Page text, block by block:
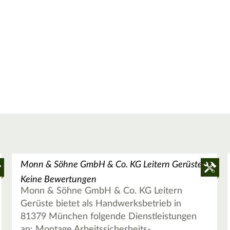
Monn & Söhne GmbH & Co. KG Leitern Gerüste
Keine Bewertungen
Monn & Söhne GmbH & Co. KG Leitern
Gerüste bietet als Handwerksbetrieb in
81379 München folgende Dienstleistungen